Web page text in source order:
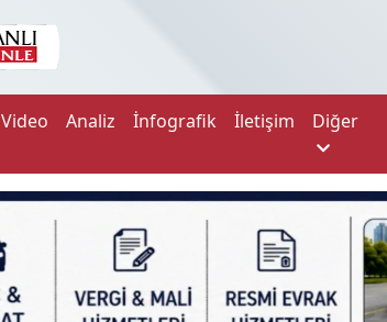
Video Analiz İnfografik İletişim Diğer